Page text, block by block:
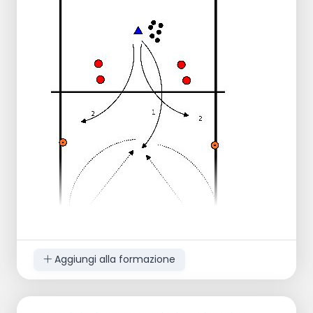
Colpire/lanciare la palla dal campo A -P1-
ai passanti sul campo B.
Prendere la posizione della riserva P4 sul
campo B.
Passaggio all'attaccante -P4- e in quel
momento i passanti si spostano in P1 e P6.
L'attaccante colpisce/gioca la palla ai
passanti e prende posizione P5.
La riserva diventa P4.
Passa la palla giocata e la colpisce ai
difensori sul campo A.
P1 sul campo A si precipita sotto la rete e
prende il posto di P4.
riparte.
L'allenatore lancia la palla OH sulla pos VI
gioco frontale in posizione di spaccata,
Aggiungi alla formazione